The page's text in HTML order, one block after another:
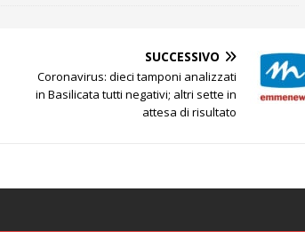
SUCCESSIVO
Coronavirus: dieci tamponi analizzati
in Basilicata tutti negativi; altri sette in
attesa di risultato